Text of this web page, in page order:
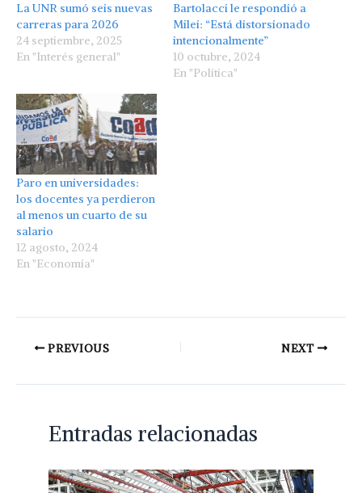
La UNR sumó seis nuevas
carreras para 2026
24 septiembre, 2025
En "Interés general"
Bartolacci le respondió a
Milei: “Está distorsionado
intencionalmente”
10 octubre, 2024
En "Política"
Paro en universidades:
los docentes ya perdieron
al menos un cuarto de su
salario
12 agosto, 2024
En "Economía"
PREVIOUS NEXT
Entradas relacionadas